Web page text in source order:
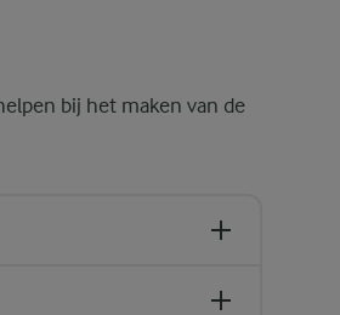
bij het maken van de